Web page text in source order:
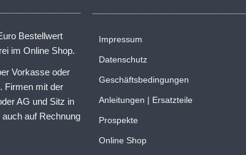
Bestellwert
im Online Shop.
Vorkasse oder
Firmen mit der
AG und Sitz in
auf Rechnung
Impressum
Datenschutz
Geschäftsbedingungen
Anleitungen | Ersatzteile
Prospekte
Online Shop